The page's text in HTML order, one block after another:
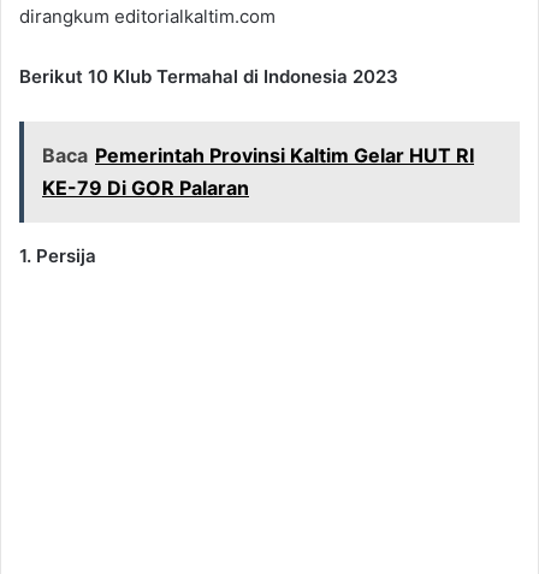
dirangkum editorialkaltim.com
Berikut 10 Klub Termahal di Indonesia 2023
Baca Pemerintah Provinsi Kaltim Gelar HUT RI
KE-79 Di GOR Palaran
1. Persija